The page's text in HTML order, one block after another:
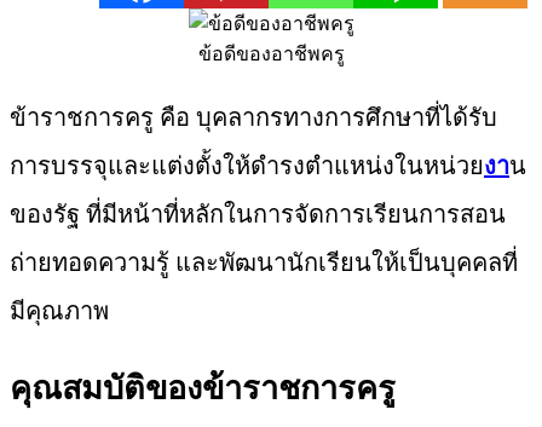
ข้อดีของอาชีพครู
ข้าราชการครู คือ บุคลากรทางการศึกษาที่ได้รับ
การบรรจุและแต่งตั้งให้ดำรงตำแหน่งในหน่วยงาน
ของรัฐ ที่มีหน้าที่หลักในการจัดการเรียนการสอน
ถ่ายทอดความรู้ และพัฒนานักเรียนให้เป็นบุคคลที่
มีคุณภาพ
คุณสมบัติของข้าราชการครู